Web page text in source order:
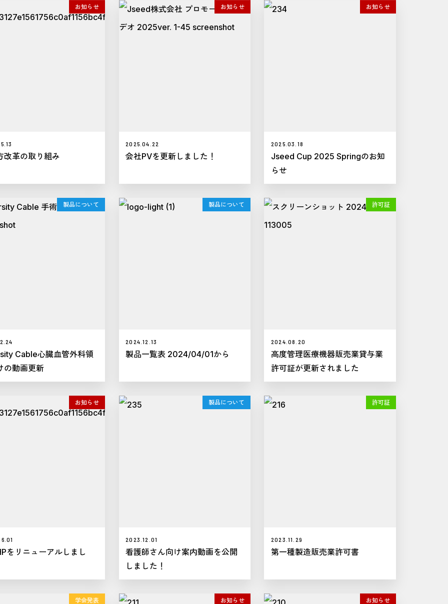
お知らせ
改革の取り組み
お知らせ
2025.04.22
会社PVを更新しました！
お知らせ
2025.03.18
Jseed Cup 2025 Springのお知
らせ
製品について
Cable心臓血管外科領
の動画更新
製品について
2024.12.13
製品一覧表 2024/04/01から
許可証
2024.08.20
高度管理医療機器販売業貸与業
許可証が更新されました
お知らせ
をリニューアルしまし
製品について
2023.12.01
看護師さん向け案内動画を公開
しました！
許可証
2023.11.29
第一種製造販売業許可書
学会発表 お知らせ お知らせ